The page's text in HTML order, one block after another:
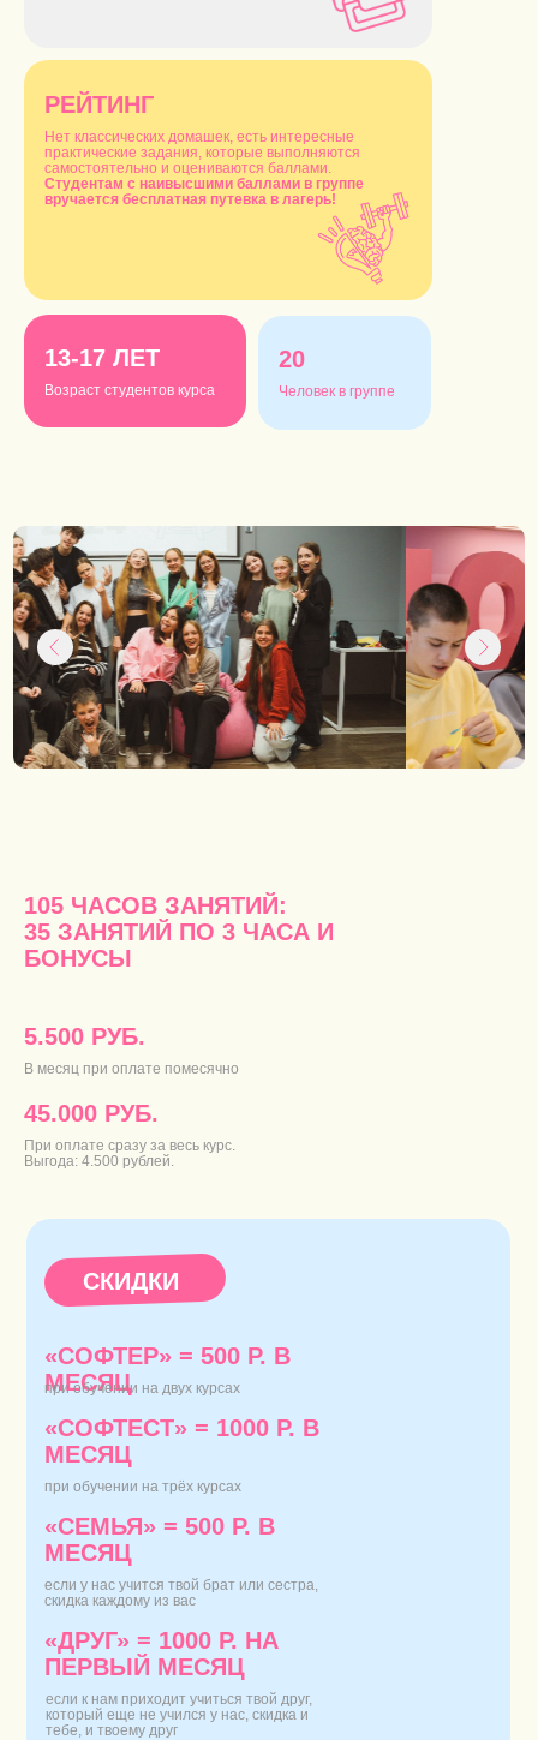
13-17 ЛЕТ
Возраст студентов курса
20
Человек в группе
РЕЙТИНГ
Нет классических домашек, есть интересные
практические задания, которые выполняются
самостоятельно и оцениваются баллами.
Студентам с наивысшими баллами в группе
вручается бесплатная путевка в лагерь!
СКИДКИ
5.500 РУБ.
«СОФТЕР» = 500 Р. В
МЕСЯЦ
при обучении на двух курсах
«СОФТЕСТ» = 1000 Р. B
МЕСЯЦ
при обучении на трёх курсах
«СЕМЬЯ» = 500 Р. B
МЕСЯЦ
если у нас учится твой брат или сестра,
скидка каждому из вас
«ДРУГ» = 1000 Р. HA
ПЕРВЫЙ МЕСЯЦ
если к нам приходит учиться твой друг,
который еще не учился у нас, скидка и
тебе, и твоему друг
В месяц при оплате помесячно
45.000 РУБ.
При оплате сразу за весь курс.
Выгода: 4.500 рублей.
105 ЧАСОВ ЗАНЯТИЙ:
35 ЗАНЯТИЙ ПО 3 ЧАСА И
БОНУСЫ